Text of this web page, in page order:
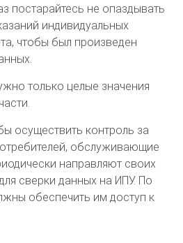
постарайтесь не опаздывать
индивидуальных
чтобы был произведен
только целые значения
осуществить контроль за
обслуживающие
направляют своих
сверки данных на ИПУ. По
обеспечить им доступ к